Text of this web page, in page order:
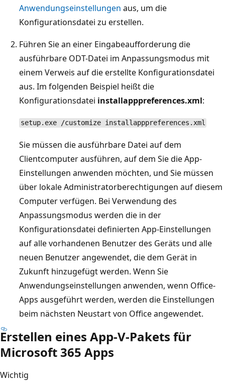
Anwendungseinstellungen aus, um die
Konfigurationsdatei zu erstellen.
Führen Sie an einer Eingabeaufforderung die
ausführbare ODT-Datei im Anpassungsmodus mit
einem Verweis auf die erstellte Konfigurationsdatei
aus. Im folgenden Beispiel heißt die
Konfigurationsdatei installapppreferences.xml:
setup.exe /customize installapppreferences.xml
Sie müssen die ausführbare Datei auf dem
Clientcomputer ausführen, auf dem Sie die App-
Einstellungen anwenden möchten, und Sie müssen
über lokale Administratorberechtigungen auf diesem
Computer verfügen. Bei Verwendung des
Anpassungsmodus werden die in der
Konfigurationsdatei definierten App-Einstellungen
auf alle vorhandenen Benutzer des Geräts und alle
neuen Benutzer angewendet, die dem Gerät in
Zukunft hinzugefügt werden. Wenn Sie
Anwendungseinstellungen anwenden, wenn Office-
Apps ausgeführt werden, werden die Einstellungen
beim nächsten Neustart von Office angewendet.
Erstellen eines App-V-Pakets für
Microsoft 365 Apps
Wichtig